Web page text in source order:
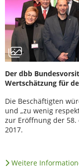
Der dbb
Wertschätzung für
Die Beschäftigten
und „zu wenig
zur Eröffnung der 58.
2017.
Weitere